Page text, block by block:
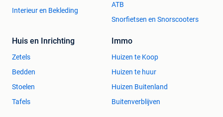
Interieur en Bekleding
ATB
Snorfietsen en Snorscooters
Huis en Inrichting
Zetels
Bedden
Stoelen
Tafels
Immo
Huizen te Koop
Huizen te huur
Huizen Buitenland
Buitenverblijven